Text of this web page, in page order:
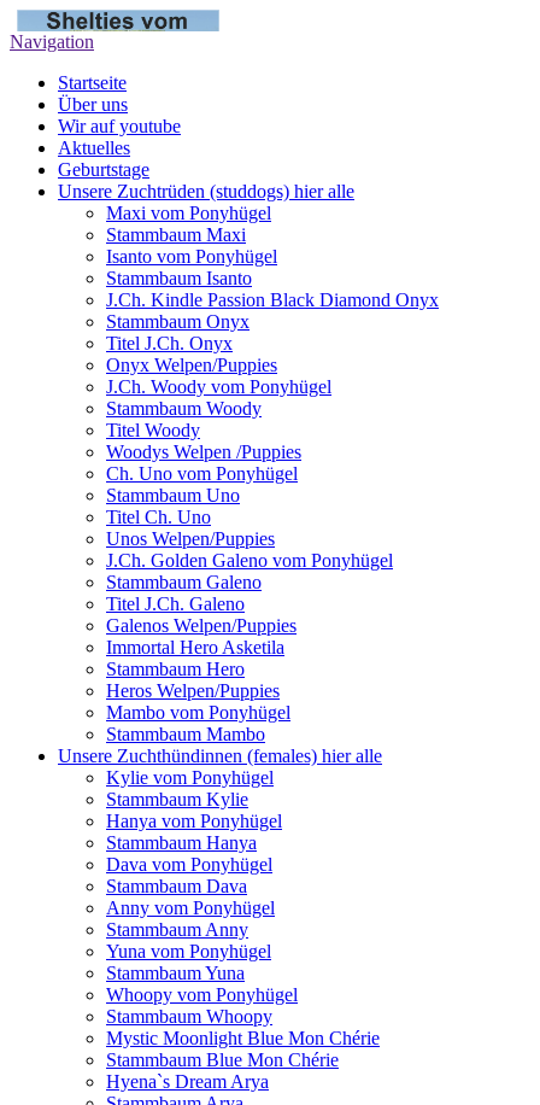
Navigation
Startseite
Über uns
Wir auf youtube
Aktuelles
Geburtstage
Unsere Zuchtrüden (studdogs) hier alle
Maxi vom Ponyhügel
Stammbaum Maxi
Isanto vom Ponyhügel
Stammbaum Isanto
J.Ch. Kindle Passion Black Diamond Onyx
Stammbaum Onyx
Titel J.Ch. Onyx
Onyx Welpen/Puppies
J.Ch. Woody vom Ponyhügel
Stammbaum Woody
Titel Woody
Woodys Welpen /Puppies
Ch. Uno vom Ponyhügel
Stammbaum Uno
Titel Ch. Uno
Unos Welpen/Puppies
J.Ch. Golden Galeno vom Ponyhügel
Stammbaum Galeno
Titel J.Ch. Galeno
Galenos Welpen/Puppies
Immortal Hero Asketila
Stammbaum Hero
Heros Welpen/Puppies
Mambo vom Ponyhügel
Stammbaum Mambo
Unsere Zuchthündinnen (females) hier alle
Kylie vom Ponyhügel
Stammbaum Kylie
Hanya vom Ponyhügel
Stammbaum Hanya
Dava vom Ponyhügel
Stammbaum Dava
Anny vom Ponyhügel
Stammbaum Anny
Yuna vom Ponyhügel
Stammbaum Yuna
Whoopy vom Ponyhügel
Stammbaum Whoopy
Mystic Moonlight Blue Mon Chérie
Stammbaum Blue Mon Chérie
Hyena`s Dream Arya